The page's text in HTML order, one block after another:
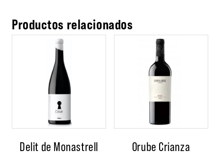
Productos relacionados
Delit de Monastrell Orube Crianza